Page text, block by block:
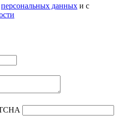
персональных данных и с